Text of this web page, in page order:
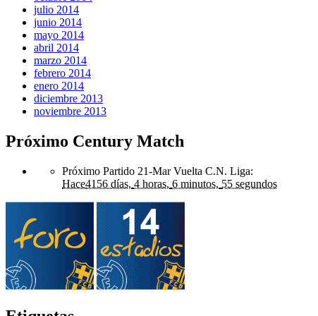
julio 2014
junio 2014
mayo 2014
abril 2014
marzo 2014
febrero 2014
enero 2014
diciembre 2013
noviembre 2013
Próximo Century Match
Próximo Partido 21-Mar Vuelta C.N. Liga:
Hace4156 días, 4 horas, 6 minutos, 55 segundos